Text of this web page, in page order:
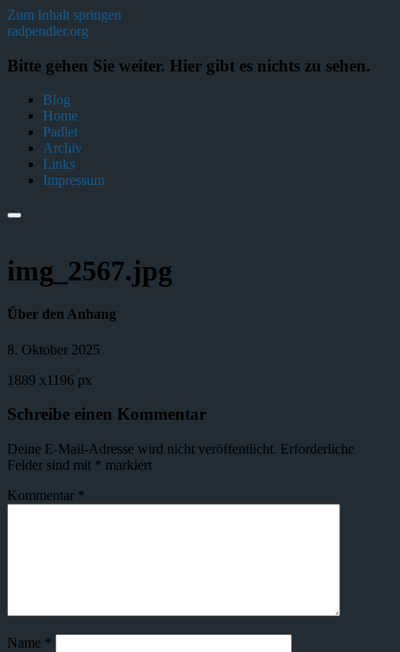
Zum Inhalt springen
radpendler.org
Bitte gehen Sie weiter. Hier gibt es nichts zu sehen.
Blog
Home
Padlet
Archiv
Links
Impressum
img_2567.jpg
Über den Anhang
8. Oktober 2025
1889 x1196 px
Schreibe einen Kommentar
Deine E-Mail-Adresse wird nicht veröffentlicht. Erforderliche
Felder sind mit * markiert
Kommentar *
Name *